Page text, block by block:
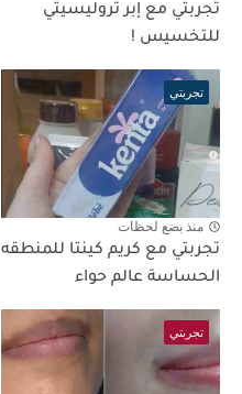
تجربتي مع إبر تروليسيتي
للتخسيس !
تجربتي
منذ بضع لحظات
تجربتي مع كريم كينتا للمنطقه
الحساسة عالم حواء
تجربتي